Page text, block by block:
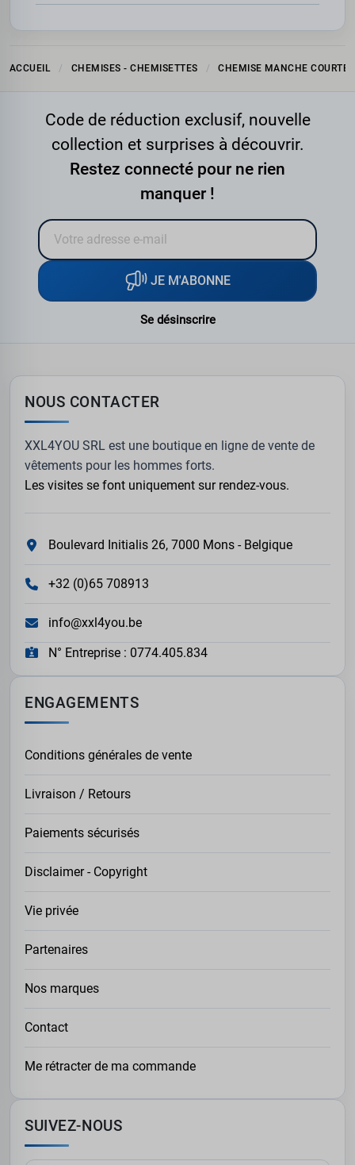
ACCUEIL CHEMISES - CHEMISETTES CHEMISE MANCHE COURTE
Code de réduction exclusif, nouvelle
collection et surprises à découvrir.
Restez connecté pour ne rien
manquer !
JE M'ABONNE
Se désinscrire
NOUS CONTACTER
XXL4YOU SRL est une boutique en ligne de vente de
vêtements pour les hommes forts.
Les visites se font uniquement sur rendez-vous.
Boulevard Initialis 26, 7000 Mons - Belgique
+32 (0)65 708913
info@xxl4you.be
N° Entreprise : 0774.405.834
ENGAGEMENTS
Conditions générales de vente
Livraison / Retours
Paiements sécurisés
Disclaimer - Copyright
Vie privée
Partenaires
Nos marques
Contact
Me rétracter de ma commande
SUIVEZ-NOUS